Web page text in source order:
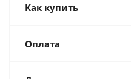
Как купить
Оплата